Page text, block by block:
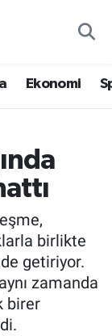
Ekonomi
birlikte
getiriyor.
zamanda
birer